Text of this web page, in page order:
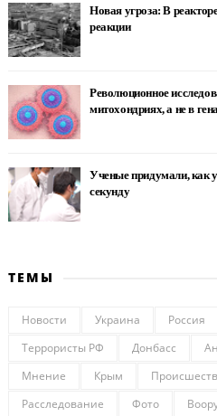
Новая угроза: В
реакции
Революционное
митохондриях, а не в
Ученые придумали, как
секунду
ТЕМЫ
Новости Украина Россия
Террористы РФ
Донбасс
Мнение
Крым
Расследование
Фото